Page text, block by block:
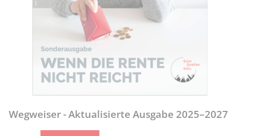
Wegweiser - Aktualisierte Ausgabe 2025–2027